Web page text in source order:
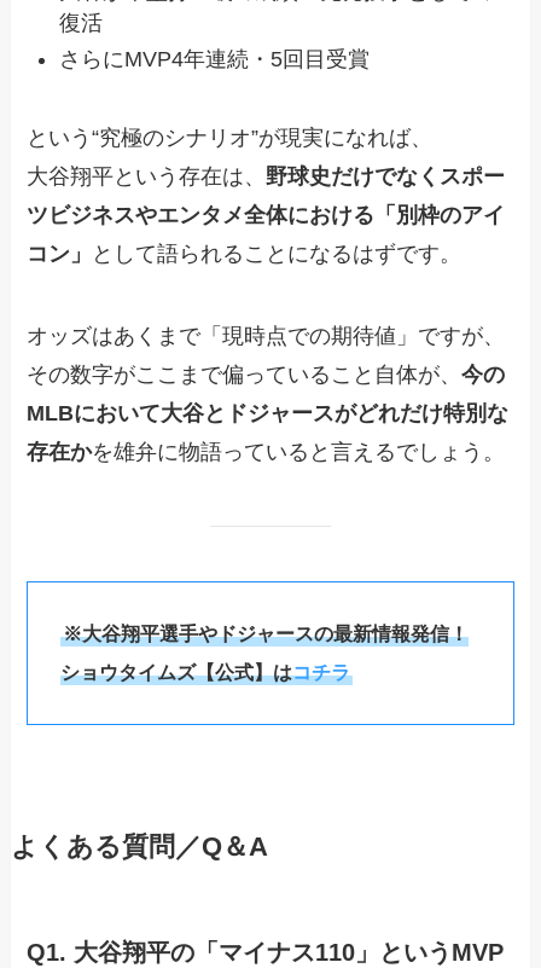
復活
さらにMVP4年連続・5回目受賞
という“究極のシナリオ”が現実になれば、
大谷翔平という存在は、野球史だけでなくスポー
ツビジネスやエンタメ全体における「別枠のアイ
コン」
として語られることになるはずです。
オッズはあくまで「現時点での期待値」ですが、
その数字がここまで偏っていること自体が、今の
MLBにおいて大谷とドジャースがどれだけ特別な
存在かを雄弁に物語っていると言えるでしょう。
※大谷翔平選手やドジャースの最新情報発信！
ショウタイムズ【公式】はコチラ
よくある質問／Q＆A
Q1. 大谷翔平の「マイナス110」というMVP